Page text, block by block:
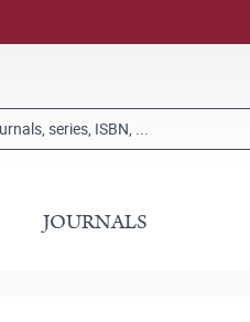
JOURNALS